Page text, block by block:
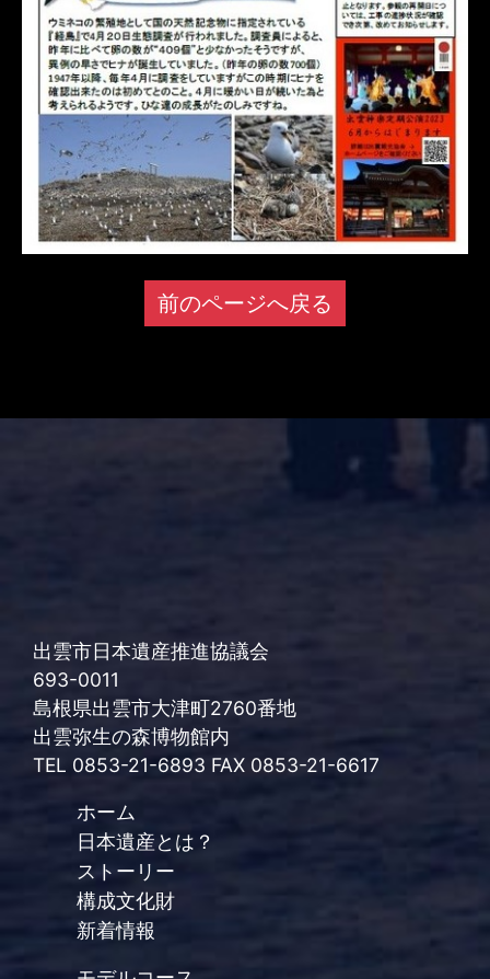
前のページへ戻る
出雲市日本遺産推進協議会
693-0011
島根県出雲市大津町2760番地
出雲弥生の森博物館内
TEL 0853-21-6893 FAX 0853-21-6617
ホーム
日本遺産とは？
ストーリー
構成文化財
新着情報